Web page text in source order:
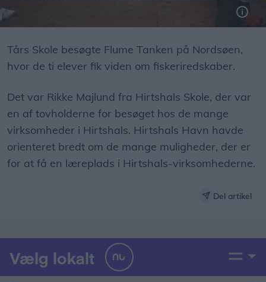
Tårs Skole besøgte Flume Tanken på Nordsøen,
hvor de ti elever fik viden om fiskeriredskaber.
Det var Rikke Majlund fra Hirtshals Skole, der var
en af tovholderne for besøget hos de mange
virksomheder i Hirtshals. Hirtshals Havn havde
orienteret bredt om de mange muligheder, der er
for at få en læreplads i Hirtshals-virksomhederne.
Del artikel